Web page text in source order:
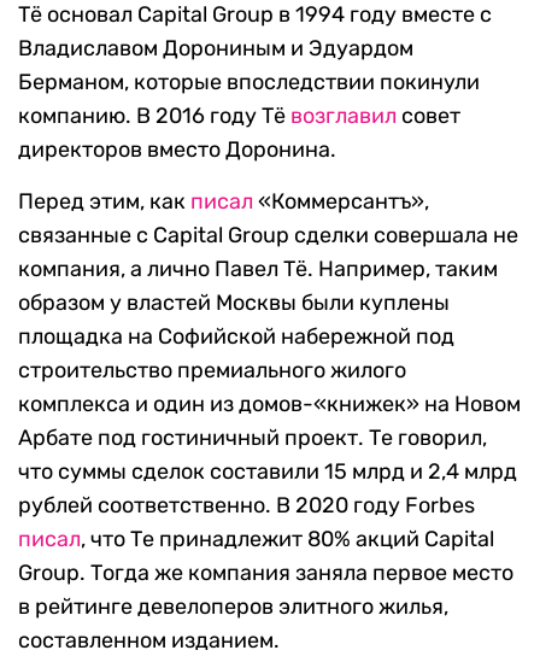
Тё основал Capital Group в 1994 году вместе с
Владиславом Дорониным и Эдуардом
Берманом, которые впоследствии покинули
компанию. В 2016 году Тё возглавил совет
директоров вместо Доронина.
Перед этим, как писал «Коммерсантъ»,
связанные с Capital Group сделки совершала не
компания, а лично Павел Тё. Например, таким
образом у властей Москвы были куплены
площадка на Софийской набережной под
строительство премиального жилого
комплекса и один из домов-«книжек» на Новом
Арбате под гостиничный проект. Те говорил,
что суммы сделок составили 15 млрд и 2,4 млрд
рублей соответственно. В 2020 году Forbes
писал, что Те принадлежит 80% акций Capital
Group. Тогда же компания заняла первое место
в рейтинге девелоперов элитного жилья,
составленном изданием.